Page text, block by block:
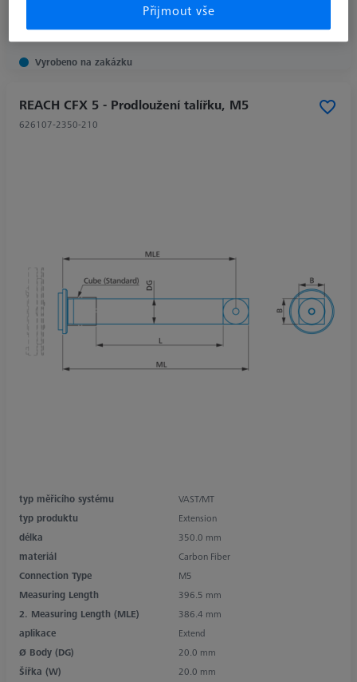
bez DPH
Vyrobeno na zakázku
REACH CFX 5 - Prodloužení talířku, M5
626107-2350-210
typ měřicího systému
VAST/MT
typ produktu
Extension
délka
350.0 mm
materiál
Carbon Fiber
Connection Type
M5
Measuring Length
396.5 mm
2. Measuring Length (MLE)
386.4 mm
aplikace
Extend
Ø Body (DG)
20.0 mm
Šířka (W)
20.0 mm
Přijmout vše